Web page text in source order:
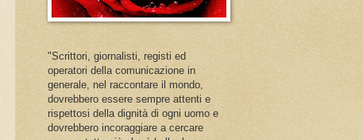
"Scrittori, giornalisti, registi ed
operatori della comunicazione in
generale, nel raccontare il mondo,
dovrebbero essere sempre attenti e
rispettosi della dignità di ogni uomo e
dovrebbero incoraggiare a cercare